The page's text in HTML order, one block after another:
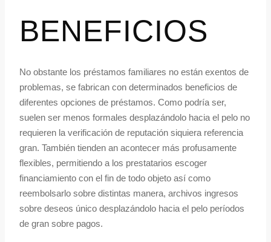
BENEFICIOS
No obstante los préstamos familiares no están exentos de
problemas, se fabrican con determinados beneficios de
diferentes opciones de préstamos. Como podrí­a ser,
suelen ser menos formales desplazándolo hacia el pelo no
requieren la verificación de reputación siquiera referencia
gran. También tienden an acontecer más profusamente
flexibles, permitiendo a los prestatarios escoger
financiamiento con el fin de todo objeto así­ como
reembolsarlo sobre distintas manera, archivos ingresos
sobre deseos único desplazándolo hacia el pelo períodos
de gran sobre pagos.